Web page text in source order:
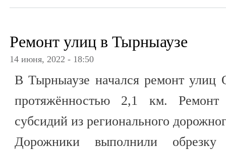
Ремонт улиц в Тырныаузе
14 июня, 2022 - 18:50
В Тырныаузе начался ремонт улиц
протяжённостью 2,1 км. Ремонт
субсидий из регионального
Дорожники выполнили